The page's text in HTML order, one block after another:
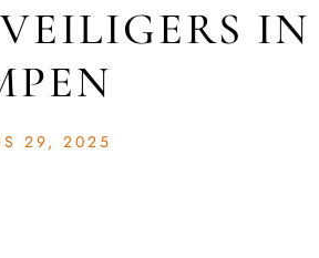
IN
29, 2025